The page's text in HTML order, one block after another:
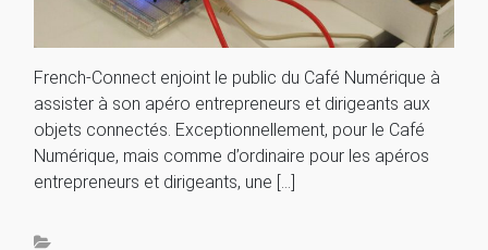
French-Connect enjoint le public du Café Numérique à
assister à son apéro entrepreneurs et dirigeants aux
objets connectés. Exceptionnellement, pour le Café
Numérique, mais comme d’ordinaire pour les apéros
entrepreneurs et dirigeants, une […]